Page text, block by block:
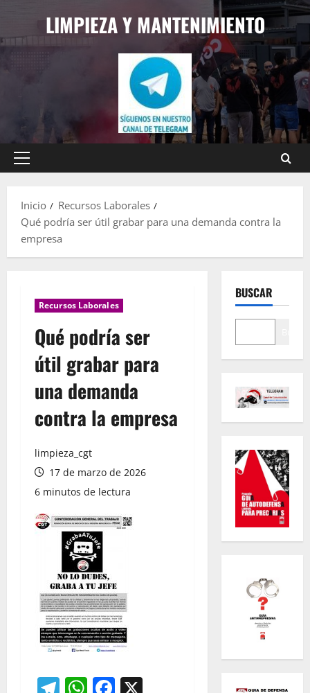
contenido
LIMPIEZA Y MANTENIMIENTO
Menú
Inicio
Recursos Laborales
Qué podría ser útil grabar para una demanda contra la
empresa
Recursos Laborales
Qué podría ser
útil grabar para
una demanda
contra la empresa
limpieza_cgt
17 de marzo de 2026
6 minutos de lectura
BUSCAR